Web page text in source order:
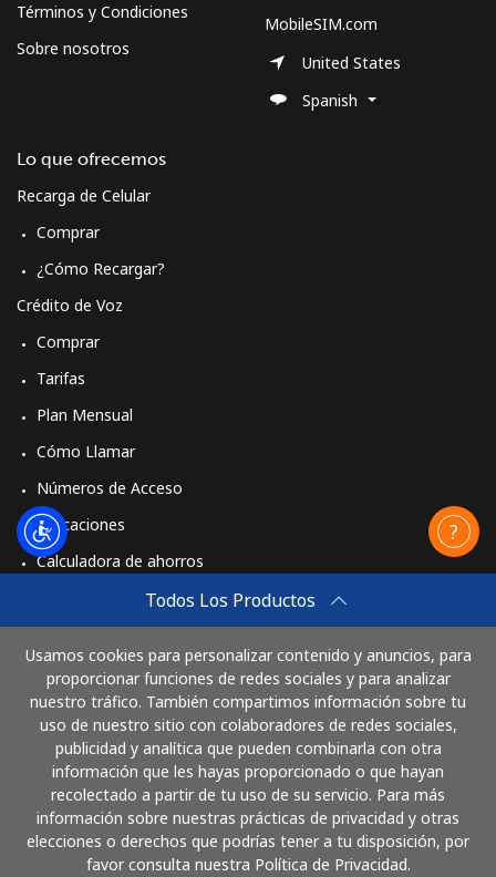
Todos Los Productos
Usamos cookies para personalizar contenido y anuncios, para
proporcionar funciones de redes sociales y para analizar
nuestro tráfico. También compartimos información sobre tu
uso de nuestro sitio con colaboradores de redes sociales,
publicidad y analítica que pueden combinarla con otra
información que les hayas proporcionado o que hayan
recolectado a partir de tu uso de su servicio. Para más
información sobre nuestras prácticas de privacidad y otras
elecciones o derechos que podrías tener a tu disposición, por
favor consulta nuestra Política de Privacidad.
Términos y Condiciones
Sobre nosotros
Lo que ofrecemos
Recarga de Celular
Comprar
¿Cómo Recargar?
Crédito de Voz
Comprar
Tarifas
Plan Mensual
Cómo Llamar
Números de Acceso
Aplicaciones
Calculadora de ahorros
Cómo funciona
MobileSIM.com
United States
Spanish
Paga con